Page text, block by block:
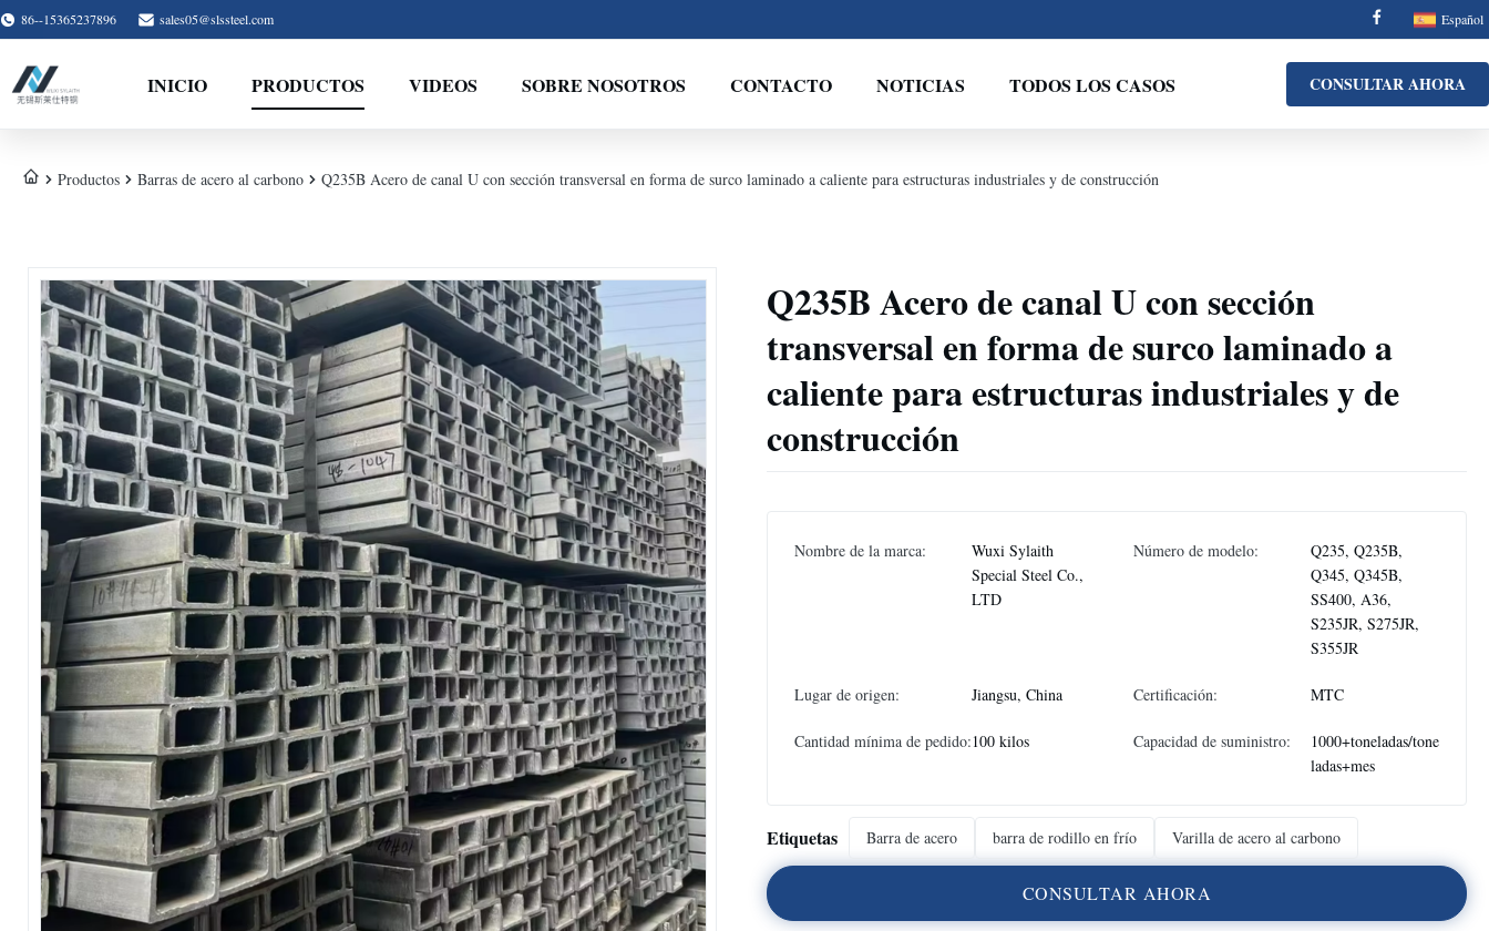
86--15365237896 sales05@slssteel.com Español
INICIO PRODUCTOS VIDEOS SOBRE NOSOTROS CONTACTO NOTICIAS TODOS LOS CASOS CONSULTAR AHORA
Productos Barras de acero al carbono Q235B Acero de canal U con sección transversal en forma de surco laminado a caliente para estructuras industriales y de construcción
Q235B Acero de canal U con sección
transversal en forma de surco laminado a
caliente para estructuras industriales y de
construcción
Nombre de la marca:
Wuxi Sylaith
Special Steel Co.,
LTD
Número de modelo:
Q235, Q235B,
Q345, Q345B,
SS400, A36,
S235JR, S275JR,
S355JR
Lugar de origen: Jiangsu, China Certificación: MTC
Cantidad mínima de pedido:100 kilos Capacidad de suministro:
1000+toneladas/tone
ladas+mes
Etiquetas Barra de acero barra de rodillo en frío Varilla de acero al carbono
CONSULTAR AHORA